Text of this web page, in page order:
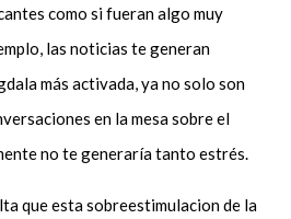
como si fueran algo muy
las noticias te generan
más activada, ya no solo son
en la mesa sobre el
no te generaría tanto estrés.
que esta sobreestimulacion de la